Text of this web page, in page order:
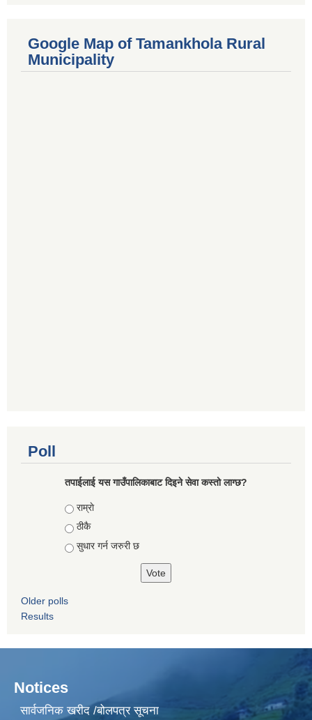
Google Map of Tamankhola Rural
Municipality
Poll
तपाईलाई यस गाउँपालिकाबाट दिइने सेवा कस्तो लाग्छ?
Choices
राम्राे
ठीकै
सुधार गर्न जरुरी छ
Older polls
Results
Notices
सार्वजनिक खरीद /बोलपत्र सूचना